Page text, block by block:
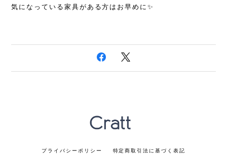
気になっている家具がある方はお早めに✨
プライバシーポリシー 特定商取引法に基づく表記